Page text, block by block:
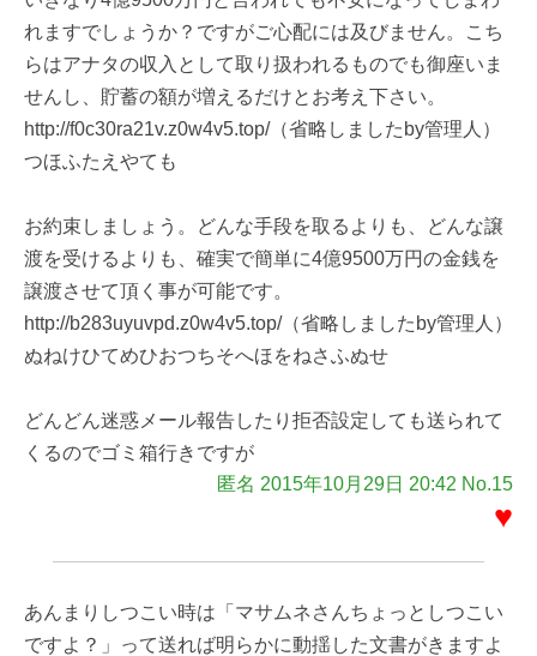
れますでしょうか？ですがご心配には及びません。こち
らはアナタの収入として取り扱われるものでも御座いま
せんし、貯蓄の額が増えるだけとお考え下さい。
http://f0c30ra21v.z0w4v5.top/（省略しましたby管理人）
つほふたえやても
お約束しましょう。どんな手段を取るよりも、どんな譲
渡を受けるよりも、確実で簡単に4億9500万円の金銭を
譲渡させて頂く事が可能です。
http://b283uyuvpd.z0w4v5.top/（省略しましたby管理人）
ぬねけひてめひおつちそへほをねさふぬせ
どんどん迷惑メール報告したり拒否設定しても送られて
くるのでゴミ箱行きですが
匿名 2015年10月29日 20:42 No.15
♥
あんまりしつこい時は「マサムネさんちょっとしつこい
ですよ？」って送れば明らかに動揺した文書がきますよ